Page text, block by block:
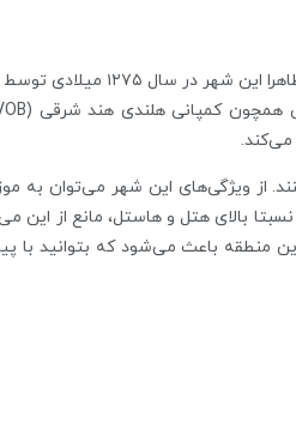
آمستردام پایتخت هلند، به
می‌کند.
از ویژگی‌های این شهر می‌توان به
بالای هتل و هاستل، مانع از این